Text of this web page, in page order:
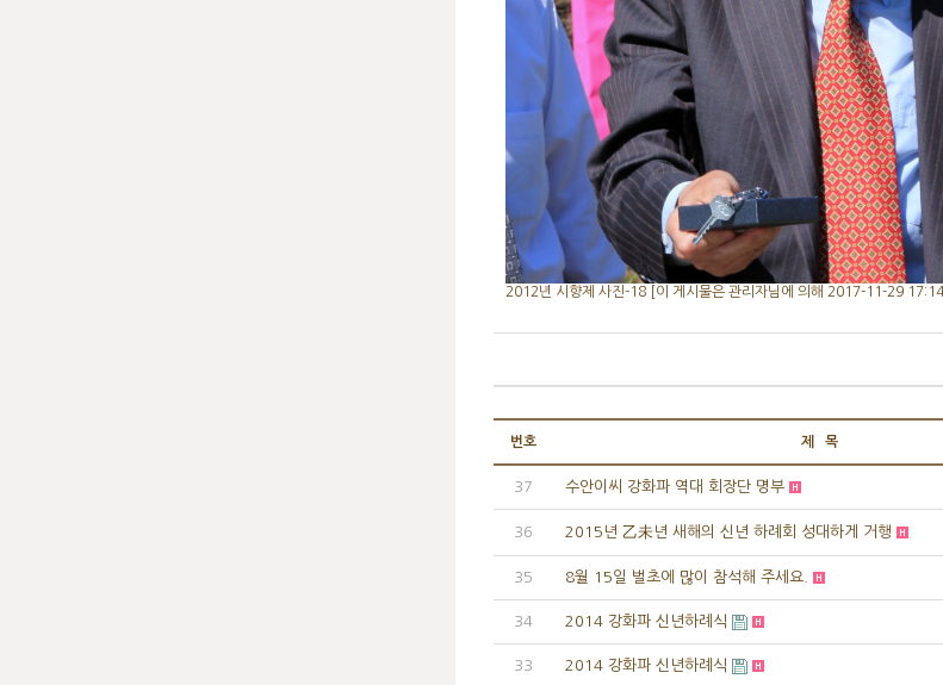
2012년 시향제 사진-18 [이 게시물은 관리자님에 의해 2017-11-29
번호 제 목
37 수안이씨 강화파 역대 회장단 명부
36 2015년 乙未년 새해의 신년 하례회 성대하게 거행
35 8월 15일 벌초에 많이 참석해 주세요.
34 2014 강화파 신년하례식
33 2014 강화파 신년하례식